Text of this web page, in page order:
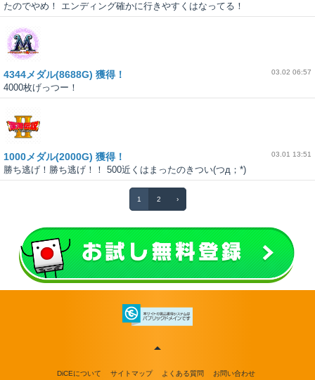
たのでやめ！ エンディング確かに行きやすくはなってる！
03.02 06:57
4344メダル(8688G) 獲得！
4000枚げっつー！
03.01 13:51
1000メダル(2000G) 獲得！
勝ち逃げ！勝ち逃げ！！ 500近くはまったのきつい(つд；*)
1 2 ›
DiCEについて サイトマップ よくある質問 お問い合わせ